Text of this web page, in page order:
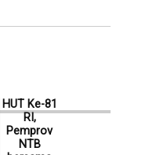
HUT Ke-81
RI,
Pemprov
NTB